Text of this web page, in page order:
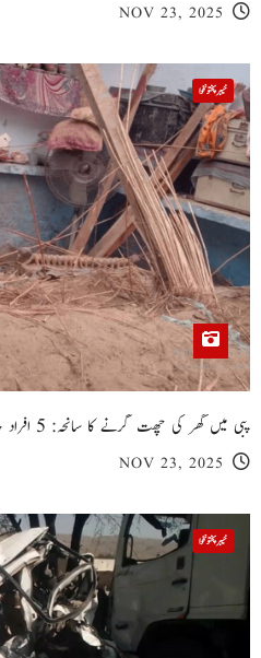
NOV 23, 2025
خیبر پختونخوا
پبی میں گھر کی چھت گرنے کا سانحہ: 5 افراد جان کی بازی ہار گئے، 3 زخمی
NOV 23, 2025
خیبر پختونخوا